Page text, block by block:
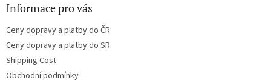
Informace pro vás
Ceny dopravy a platby do ČR
Ceny dopravy a platby do SR
Shipping Cost
Obchodní podmínky